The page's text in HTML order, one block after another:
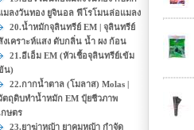
มลงวันทอง ยูจินอล ฟีโรโมนล่อแมลง
20.น้ำหมักจุลินทรีย์ EM | จุลินทรีย์
งเคราะห์แสง ดับกลิ่น น้ำ ผง ก้อน
21.อีเอ็ม EM (หัวเชื้อจุลินทรีย์เข้ม
น)
22.กากน้ำตาล (โมลาส) Molas |
ตถุดิบทำน้ำหมัก EM ปุ๋ยชีวภาพ
กษตร
23.ยาฆ่าหญ้า ยาคุมหญ้า กำจัด